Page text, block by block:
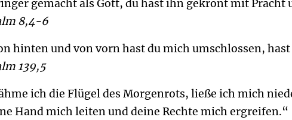
gemacht als Gott, du hast ihn gekrönt mit Pracht
8,4-6
hinten und von vorn hast du mich umschlossen,
139,5
ich die Flügel des Morgenrots, ließe ich mich
Hand mich leiten und deine Rechte mich ergreifen.“